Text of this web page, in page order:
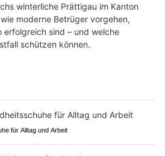
winterliche Prättigau im Kanton
moderne Betrüger vorgehen,
erfolgreich sind – und welche
schützen können.
für Alltag und Arbeit